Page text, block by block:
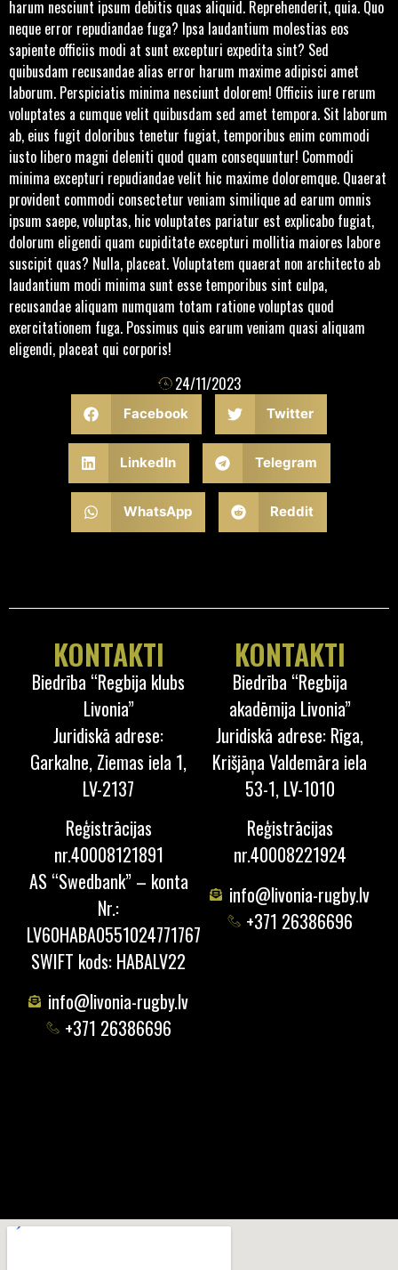
harum nesciunt ipsum debitis quas aliquid. Reprehenderit, quia. Quo
neque error repudiandae fuga? Ipsa laudantium molestias eos
sapiente officiis modi at sunt excepturi expedita sint? Sed
quibusdam recusandae alias error harum maxime adipisci amet
laborum. Perspiciatis minima nesciunt dolorem! Officiis iure rerum
voluptates a cumque velit quibusdam sed amet tempora. Sit laborum
ab, eius fugit doloribus tenetur fugiat, temporibus enim commodi
iusto libero magni deleniti quod quam consequuntur! Commodi
minima excepturi repudiandae velit hic maxime doloremque. Quaerat
provident commodi consectetur veniam similique ad earum omnis
ipsum saepe, voluptas, hic voluptates pariatur est explicabo fugiat,
dolorum eligendi quam cupiditate excepturi mollitia maiores labore
suscipit quas? Nulla, placeat. Voluptatem quaerat non architecto ab
laudantium modi minima sunt esse temporibus sint culpa,
recusandae aliquam numquam totam ratione voluptas quod
exercitationem fuga. Possimus quis earum veniam quasi aliquam
eligendi, placeat qui corporis!
24/11/2023
Facebook Twitter
LinkedIn Telegram
WhatsApp Reddit
KONTAKTI
Biedrība “Regbija klubs
Livonia”
Juridiskā adrese:
Garkalne, Ziemas iela 1,
LV-2137
Reģistrācijas
nr.40008121891
AS “Swedbank” – konta
Nr.:
LV60HABA0551024771767
SWIFT kods: HABALV22
info@livonia-rugby.lv
+371 26386696
KONTAKTI
Biedrība “Regbija
akadēmija Livonia”
Juridiskā adrese: Rīga,
Krišjāņa Valdemāra iela
53-1, LV-1010
Reģistrācijas
nr.40008221924
info@livonia-rugby.lv
+371 26386696